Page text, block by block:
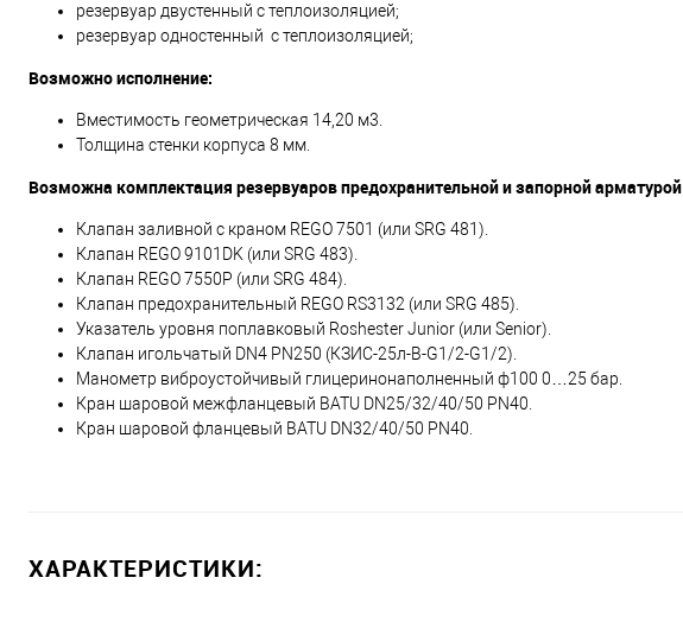
резервуар двустенный с теплоизоляцией;
резервуар одностенный с теплоизоляцией;
Возможно исполнение:
Вместимость геометрическая 14,20 м3.
Толщина стенки корпуса 8 мм.
Возможна комплектация резервуаров предохранительной и запорной арматурой
Клапан заливной с краном REGO 7501 (или SRG 481).
Клапан REGO 9101DK (или SRG 483).
Клапан REGO 7550P (или SRG 484).
Клапан предохранительный REGO RS3132 (или SRG 485).
Указатель уровня поплавковый Roshester Junior (или Senior).
Клапан игольчатый DN4 PN250 (КЗИС-25л-В-G1/2-G1/2).
Манометр виброустойчивый глицеринонаполненный ф100 0…25 бар.
Кран шаровой межфланцевый BATU DN25/32/40/50 PN40.
Кран шаровой фланцевый BATU DN32/40/50 PN40.
ХАРАКТЕРИСТИКИ: